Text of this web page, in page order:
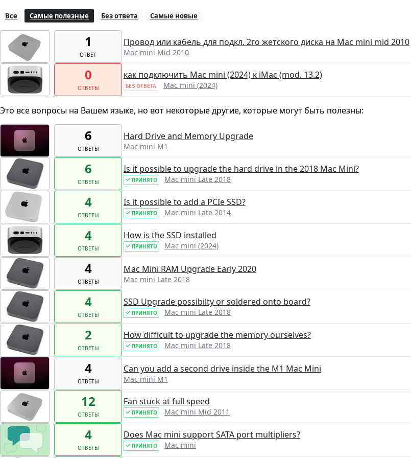
Все Самые полезные Без ответа Самые новые
1
ОТВЕТ
Провод или кабель для подкл. 2го жетского диска на Mac mini mid 2010
Mac mini Mid 2010
0
ОТВЕТЫ
как подключить Mac mini (2024) к iMac (mod. 13.2)
БЕЗ ОТВЕТА Mac mini (2024)
Это все вопросы на Вашем языке, но вот некоторые другие, которые могут быть полезны:
6
ОТВЕТЫ
Hard Drive and Memory Upgrade
Mac mini M1
6
ОТВЕТЫ
Is it possible to upgrade the hard drive in the 2018 Mac Mini?
ПРИНЯТО Mac mini Late 2018
4
ОТВЕТЫ
Is it possible to add a PCIe SSD?
ПРИНЯТО Mac mini Late 2014
4
ОТВЕТЫ
How is the SSD installed
ПРИНЯТО Mac mini (2024)
4
ОТВЕТЫ
Mac Mini RAM Upgrade Early 2020
Mac mini Late 2018
4
ОТВЕТЫ
SSD Upgrade possibilty or soldered onto board?
ПРИНЯТО Mac mini Late 2018
2
ОТВЕТЫ
How difficult to upgrade the memory ourselves?
ПРИНЯТО Mac mini Late 2018
4
ОТВЕТЫ
Can you add a second drive inside the M1 Mac Mini
Mac mini M1
12
ОТВЕТЫ
Fan stuck at full speed
ПРИНЯТО Mac mini Mid 2011
4
ОТВЕТЫ
Does Mac mini support SATA port multipliers?
ПРИНЯТО Mac mini